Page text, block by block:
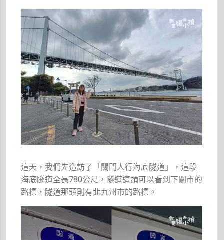
這天，我們先造訪了「關門人行海底隧道」，這段
海底隧道全長780公尺，隧道這頭可以看到下關市的
路標，隧道那頭則有北九州市的路標。